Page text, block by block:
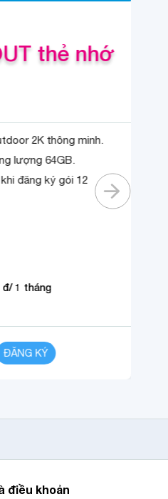
thẻ nhớ
2K thông minh.
lượng 64GB.
đăng ký gói 12
đ/1 tháng
ĐĂNG KÝ
điều khoản